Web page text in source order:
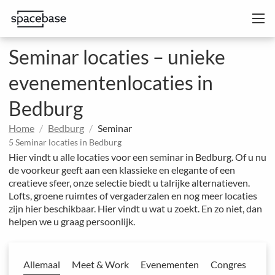
Seminar locaties – unieke
evenementenlocaties in
Bedburg
Home Bedburg Seminar
5 Seminar locaties in Bedburg
Hier vindt u alle locaties voor een seminar in Bedburg. Of u nu
de voorkeur geeft aan een klassieke en elegante of een
creatieve sfeer, onze selectie biedt u talrijke alternatieven.
Lofts, groene ruimtes of vergaderzalen en nog meer locaties
zijn hier beschikbaar. Hier vindt u wat u zoekt. En zo niet, dan
helpen we u graag persoonlijk.
Allemaal Meet & Work Evenementen Congres